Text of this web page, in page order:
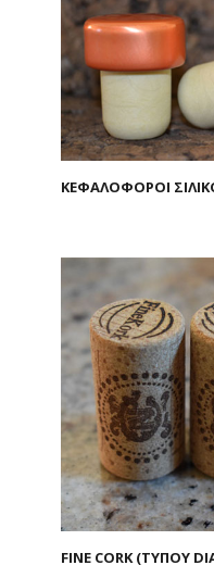
ΚΕΦΑΛΟΦΟΡΟΙ
FINE CORK (ΤΥΠΟΥ